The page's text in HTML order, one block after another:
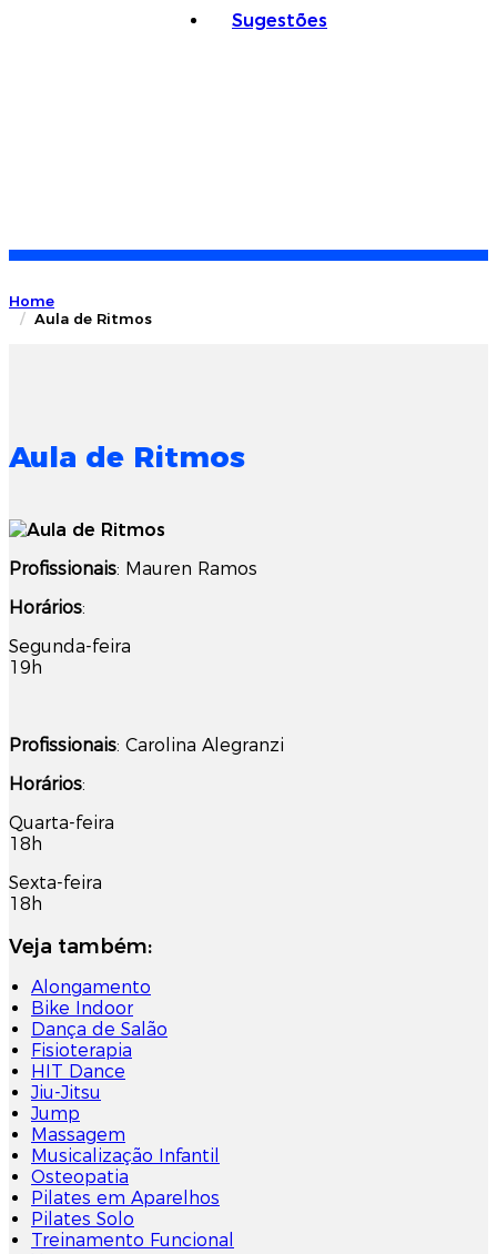
Sugestões
Home
Aula de Ritmos
Aula de Ritmos
Profissionais: Mauren Ramos
Horários:
Segunda-feira
19h
Profissionais: Carolina Alegranzi
Horários:
Quarta-feira
18h
Sexta-feira
18h
Veja também:
Alongamento
Bike Indoor
Dança de Salão
Fisioterapia
HIT Dance
Jiu-Jitsu
Jump
Massagem
Musicalização Infantil
Osteopatia
Pilates em Aparelhos
Pilates Solo
Treinamento Funcional